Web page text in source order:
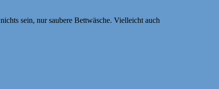
sein, nur saubere Bettwäsche. Vielleicht auch